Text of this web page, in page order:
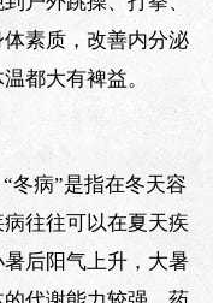
素质，改善内分泌
都大有裨益。
冬病”是指在冬天容
往往可以在夏天疾
后阳气上升，大暑